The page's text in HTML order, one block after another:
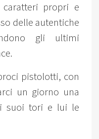
caratteri propri e
delle autentiche
gli ultimi
pistolotti, con
un giorno una
suoi tori e lui le